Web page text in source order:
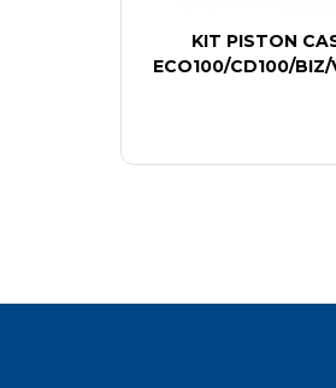
KIT PISTON
ECO100/CD100/